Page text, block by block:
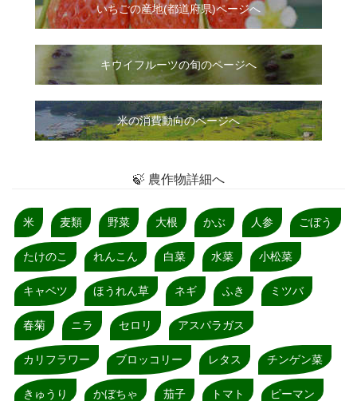
いちごの産地(都道府県)ページへ
キウイフルーツの旬のページへ
米の消費動向のページへ
🍃 農作物詳細へ
米 麦類 野菜 大根 かぶ 人参 ごぼう
たけのこ れんこん 白菜 水菜 小松菜
キャベツ ほうれん草 ネギ ふき ミツバ
春菊 ニラ セロリ アスパラガス
カリフラワー ブロッコリー レタス チンゲン菜
きゅうり かぼちゃ 茄子 トマト ピーマン